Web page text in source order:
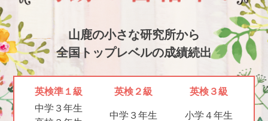
山鹿の小さな研究所から
全国トップレベルの成績続出
英検準１級 英検２級
英検３級
中学３年生
中学３年生 小学４年生